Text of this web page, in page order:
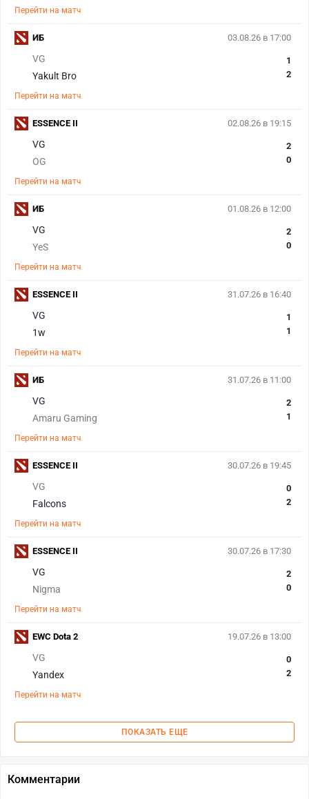
Перейти на матч
03.08.26 в 17:00
VG
Yakult Bro
1
2
Перейти на матч
ИБ
02.08.26 в 19:15
VG
OG
2
0
Перейти на матч
ESSENCE II
01.08.26 в 12:00
VG
YeS
2
0
Перейти на матч
ИБ
31.07.26 в 16:40
VG
1w
1
1
Перейти на матч
ESSENCE II
31.07.26 в 11:00
VG
Amaru Gaming
2
1
Перейти на матч
ИБ
30.07.26 в 19:45
VG
Falcons
0
2
Перейти на матч
ESSENCE II
30.07.26 в 17:30
VG
Nigma
2
0
Перейти на матч
ESSENCE II
19.07.26 в 13:00
VG
Yandex
0
2
Перейти на матч
EWC Dota 2
ПОКАЗАТЬ ЕЩЕ
Комментарии